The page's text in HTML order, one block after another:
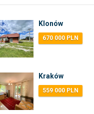
Klonów
670 000 PLN
Kraków
559 000 PLN